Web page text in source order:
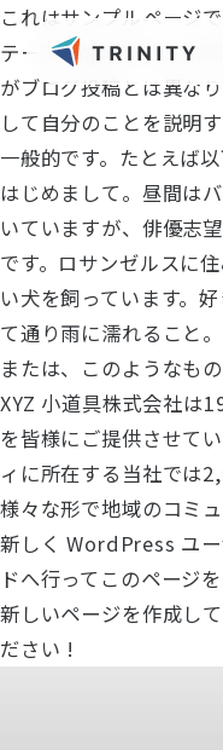
会社概要
会社概要
会社の取り組み
健康経営
えるぼし認定
持続可能な社会のた
採用情報
最新情報
ニュース一覧
これはサンプルページ
テーマでは) サイトナ
がブログ投稿とは異な
して自分のことを説明
一般的です。たとえば
はじめまして。昼間は
いていますが、俳優志
です。ロサンゼルスに
い犬を飼っています。
て通り雨に濡れること。
または、このようなもの
XYZ 小道具株式会社は
を皆様にご提供させて
ィに所在する当社では
様々な形で地域のコミ
新しく WordPress ユー
ドへ行ってこのページ
新しいページを作成し
ださい !